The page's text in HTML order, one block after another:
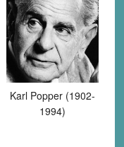
Karl Popper (1902-
1994)